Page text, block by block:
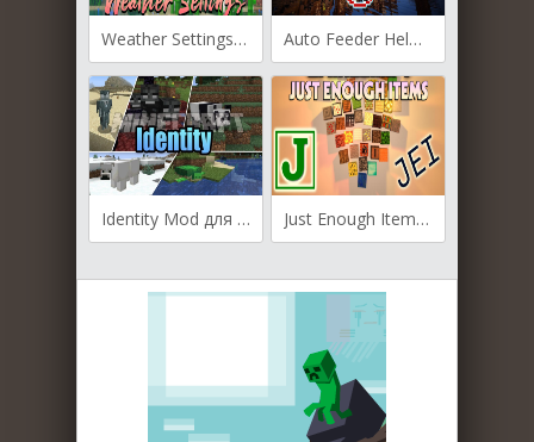
Weather Settings для Майнкрафт [1.20.1, 1.19.4, 1.19.2] Auto Feeder Helmet для Майнкрафт [1.20.1, 1.20, 1.19.4]
Identity Mod для Майнкрафт [1.20.1, 1.19.2, 1.19.1] Just Enough Items для Майнкрафт [1.19.4, 1.19.3, 1.19.2]